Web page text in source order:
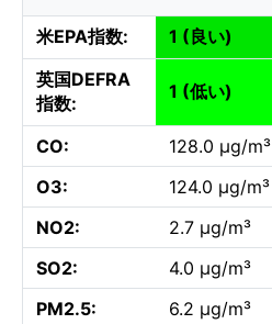
米EPA指数:
1 (良い)
英国DEFRA
指数:
1 (低い)
CO:
128.0 µg/m³
O3:
124.0 µg/m³
NO2:
2.7 µg/m³
SO2:
4.0 µg/m³
PM2.5:
6.2 µg/m³